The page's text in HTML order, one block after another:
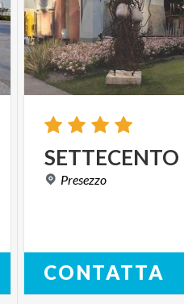
SETTECENTO
Presezzo
CONTATTA